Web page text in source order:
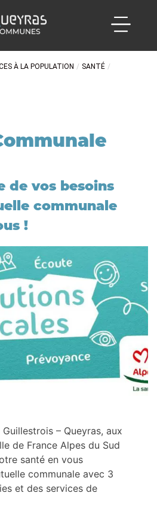
À LA POPULATION / SANTÉ /
de vos besoins
communale
!
– Queyras, aux
de France Alpes du Sud
santé en vous
communale avec 3
et des services de